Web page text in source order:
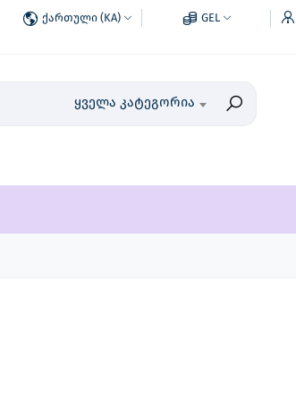
ქართული (KA) GEL
ყველა კატეგორია